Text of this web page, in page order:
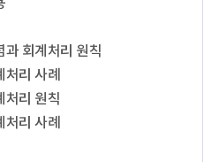
과 회계처리 원칙
리 사례
처리 원칙
리 사례